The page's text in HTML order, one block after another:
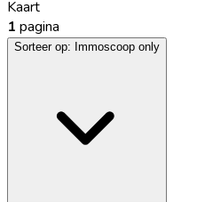
Kaart
1 pagina
Sorteer op: Immoscoop only